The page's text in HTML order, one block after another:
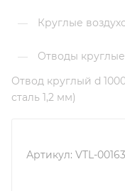
— Круглые
— Отводы
Отвод круглый d
сталь 1,2 мм)
Артикул: VTL-